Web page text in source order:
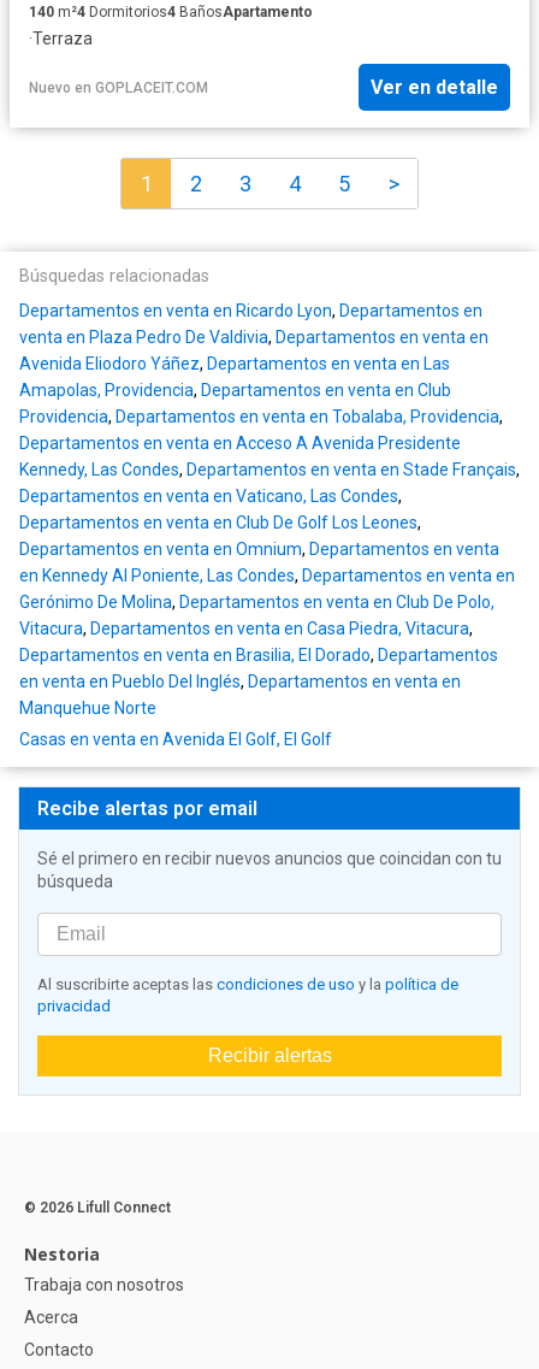
140 m²4 Dormitorios4 BañosApartamento
·Terraza
Nuevo en GOPLACEIT.COM Ver en detalle
1 2 3 4 5 >
Búsquedas relacionadas
Departamentos en venta en Ricardo Lyon, Departamentos en
venta en Plaza Pedro De Valdivia, Departamentos en venta en
Avenida Eliodoro Yáñez, Departamentos en venta en Las
Amapolas, Providencia, Departamentos en venta en Club
Providencia, Departamentos en venta en Tobalaba, Providencia,
Departamentos en venta en Acceso A Avenida Presidente
Kennedy, Las Condes, Departamentos en venta en Stade Français,
Departamentos en venta en Vaticano, Las Condes,
Departamentos en venta en Club De Golf Los Leones,
Departamentos en venta en Omnium, Departamentos en venta
en Kennedy Al Poniente, Las Condes, Departamentos en venta en
Gerónimo De Molina, Departamentos en venta en Club De Polo,
Vitacura, Departamentos en venta en Casa Piedra, Vitacura,
Departamentos en venta en Brasilia, El Dorado, Departamentos
en venta en Pueblo Del Inglés, Departamentos en venta en
Manquehue Norte
Casas en venta en Avenida El Golf, El Golf
Recibe alertas por email
Sé el primero en recibir nuevos anuncios que coincidan con tu
búsqueda
Al suscribirte aceptas las condiciones de uso y la política de
privacidad
Recibir alertas
© 2026 Lifull Connect
Nestoria
Trabaja con nosotros
Acerca
Contacto